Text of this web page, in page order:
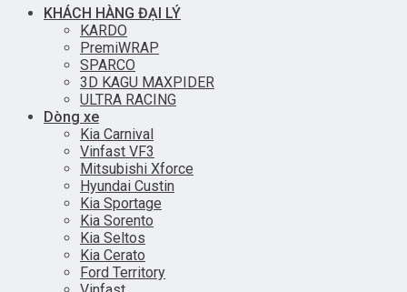
KHÁCH HÀNG ĐẠI LÝ
KARDO
PremiWRAP
SPARCO
3D KAGU MAXPIDER
ULTRA RACING
Dòng xe
Kia Carnival
Vinfast VF3
Mitsubishi Xforce
Hyundai Custin
Kia Sportage
Kia Sorento
Kia Seltos
Kia Cerato
Ford Territory